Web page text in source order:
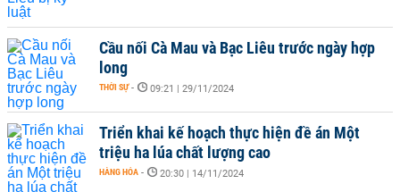
Cầu nối Cà Mau và Bạc Liêu trước ngày hợp
long
THỜI SỰ - 09:21 | 29/11/2024
Triển khai kế hoạch thực hiện đề án Một
triệu ha lúa chất lượng cao
HÀNG HÓA - 20:30 | 14/11/2024